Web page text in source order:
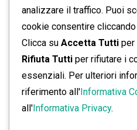
analizzare il traffico. Puoi
cookie consentire
Clicca su Accetta Tutti per
Rifiuta Tutti per rifiutare i
essenziali. Per ulteriori
riferimento all'Informativa
all'Informativa Privacy.